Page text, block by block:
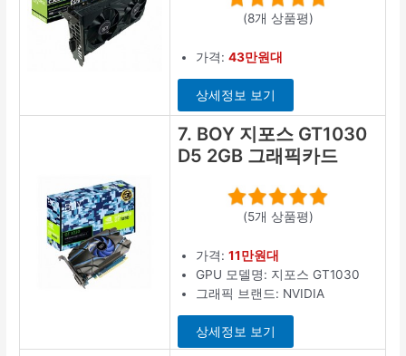
(8개 상품평)
가격:43만원대
상세정보 보기
7. BOY 지포스 GT1030
D5 2GB 그래픽카드
(5개 상품평)
가격:11만원대
GPU 모델명: 지포스 GT1030
그래픽 브랜드: NVIDIA
상세정보 보기